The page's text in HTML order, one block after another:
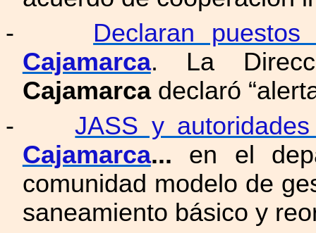
-
Declaran
Cajamarca. La
Cajamarcadeclaró
-
JASS y
Cajamarca... en el
comunidad modelo de
saneamiento básico y